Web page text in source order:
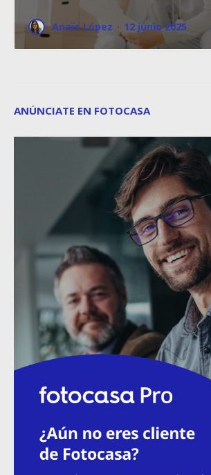
Anaïs López · 12 junio 2025
ANÚNCIATE EN FOTOCASA